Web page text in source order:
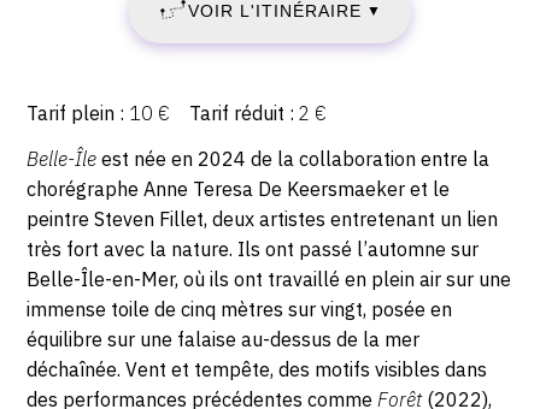
NOVEMBRE
7301
Hornu
VOIR L'ITINÉRAIRE ▼
Tarifs
Tarif plein 10 € Tarif réduit 2 €
Description,
horaires...
Belle-Île est née en 2024 de la collaboration entre la
chorégraphe Anne Teresa De Keersmaeker et le
peintre Steven Fillet, deux artistes entretenant un lien
très fort avec la nature. Ils ont passé l’automne sur
Belle-Île-en-Mer, où ils ont travaillé en plein air sur une
immense toile de cinq mètres sur vingt, posée en
équilibre sur une falaise au-dessus de la mer
déchaînée. Vent et tempête, des motifs visibles dans
des performances précédentes comme Forêt(2022),